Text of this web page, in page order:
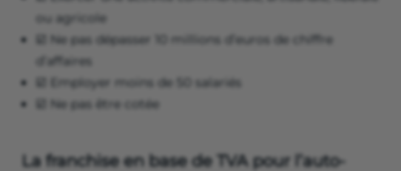
ou agricole
☑️ Ne pas dépasser 10 millions d’euros de chiffre
d’affaires
☑️ Employer moins de 50 salariés
☑️ Ne pas être cotée
La franchise en base de TVA pour l’auto-